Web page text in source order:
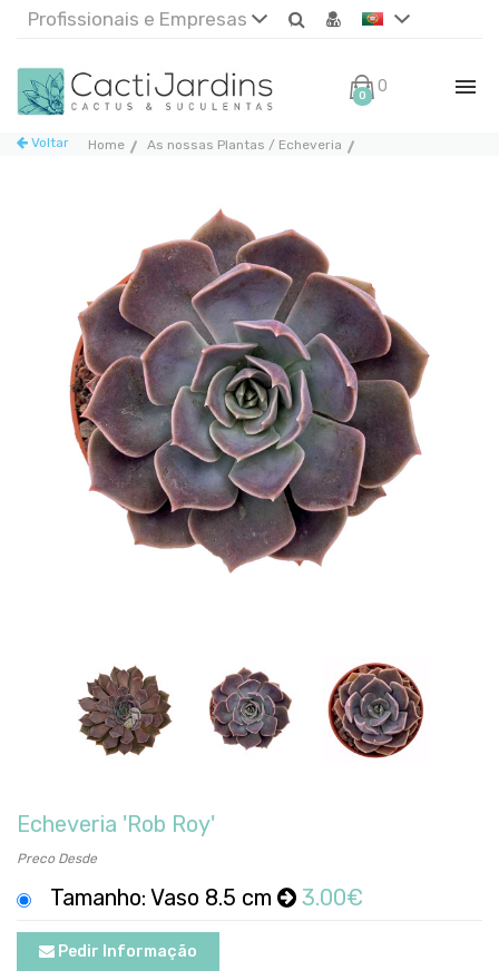
Profissionais e Empresas
0 0€
Home As nossas Plantas / Echeveria
Voltar
Echeveria 'Rob Roy'
Preco Desde
Tamanho: Vaso 8.5 cm 3.00€
Pedir Informação